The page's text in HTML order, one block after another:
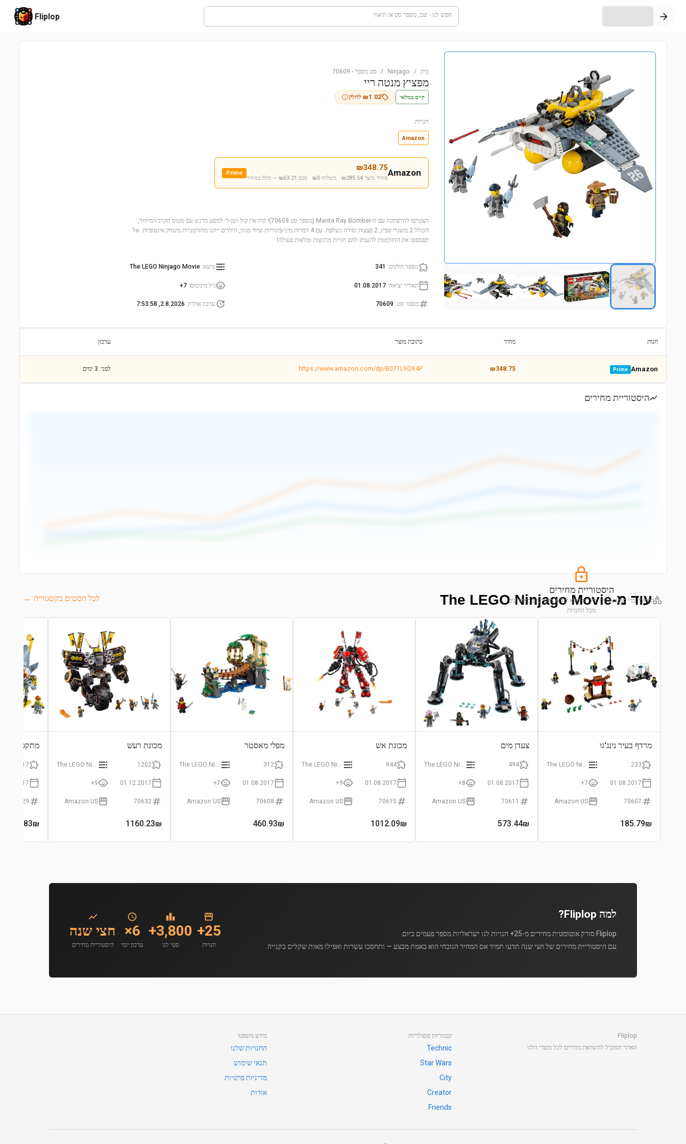
חפש לגו - שם, מספר סט או תיאור Fliplop
בית /
Ninjago
/ סט מספר -
70609
מפציץ מנטה ריי
קיים במלאי ₪1.02 לחלק
חנויות:
Amazon
Amazon
₪348.75
מחיר מוצר ₪285.54 · משלוח ₪0 · מכס ₪63.21 — כלול במחיר
Prime
הצטרפו להרפתקה עם ה-Manta Ray Bomber (מספר סט 70609)! קחו את קול ושן-לי למסע מרגש עם מטוס הקרב המיוחד,
הכולל 2 משגרי קפיץ, 2 פצצות וסירה נשלפת. עם 4 דמויות מיני-פיגוריות וציוד מגוון, הילדים ייהנו מהזדמנויות משחק אינסופיות. אל
תפספסו את ההזדמנות להעניק להם חוויות מרגשות ומלאות פעולה!
מספר חלקים:
341 נושא:
The LEGO Ninjago Movie
תאריך יציאה:
01.08.2017 גיל מינימום:
7+
מספר סט:
70609 עדכון אחרון:
2.8.2026, 7:53:58
חנות מחיר כתובת מוצר עדכון
Amazon
Prime
₪348.75
https://www.amazon.com/dp/B071L9QX4P לפני: 3 ימים
היסטוריית מחירים
היסטוריית מחירים
התחבר כדי לצפות בגרף מחירים מלא של 6 החודשים האחרונים
מכל החנויות
עוד מ-The LEGO Ninjago Movie לכל הסטים בקטגוריה ←
מרדף בעיר נינג'גו
233
01.08.2017
7+
70607
Amazon US
185.79₪
צעדן מים
494
01.08.2017
8+
70611
Amazon US
573.44₪
מכונת אש
944
01.08.2017
9+
70615
Amazon US
1012.09₪
מפלי מאסטר
312
01.08.2017
7+
70608
Amazon US
460.93₪
מכונת רעש
1202
01.12.2017
9+
70632
Amazon US
1160.23₪
מתקפת
217
70629
295.83₪
למה Fliplop?
Fliplop סורק אוטומטית מחירים מ-25+ חנויות לגו ישראליות מספר פעמים ביום.
עם היסטוריית מחירים של חצי שנה תדעו תמיד אם המחיר הנוכחי הוא באמת מבצע — ותחסכו עשרות ואפילו מאות שקלים בקנייה.
25+
חנויות
3,800+
סטי לגו
6×
עדכון יומי
חצי שנה
היסטוריית מחירים
Fliplop
האתר המוביל להשוואת מחירים לכל מוצרי הלגו
קטגוריות פופולריות
Technic
Star Wars
City
Creator
Friends
מידע משפטי
החנויות שלנו
תנאי שימוש
מדיניות פרטיות
אודות